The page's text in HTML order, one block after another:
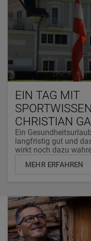
EIN TAG MIT
CHRISTIAN
Ein
langfristig gut und
wirkt noch dazu
MEHR ERFAHREN